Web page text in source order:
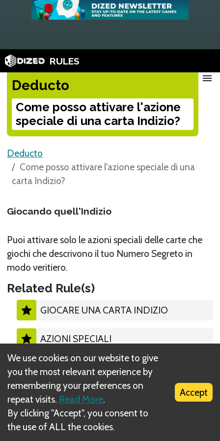
RULES
Deducto
Come posso attivare l'azione
speciale di una carta Indizio?
menu
Deducto
Come posso attivare l'azione speciale di una
carta Indizio?
Giocando quell'Indizio
Puoi attivare solo le azioni speciali delle carte che
giochi che descrivono il tuo Numero Segreto in
modo veritiero.
Related Rule(s)
GIOCARE UNA CARTA INDIZIO
AZIONI SPECIALI
What is DIZED Rules?
We use cookies on our website to give
you the most relevant experience by
remembering your preferences on
repeat visits. Read More.
By clicking "Accept", you consent to
the use of ALL the cookies.
Accept